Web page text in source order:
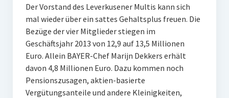
Der Vorstand des Leverkusener Multis kann sich
mal wieder über ein sattes Gehaltsplus freuen. Die
Bezüge der vier Mitglieder stiegen im
Geschäftsjahr 2013 von 12,9 auf 13,5 Millionen
Euro. Allein BAYER-Chef Marijn Dekkers erhält
davon 4,8 Millionen Euro. Dazu kommen noch
Pensionszusagen, aktien-basierte
Vergütungsanteile und andere Kleinigkeiten,